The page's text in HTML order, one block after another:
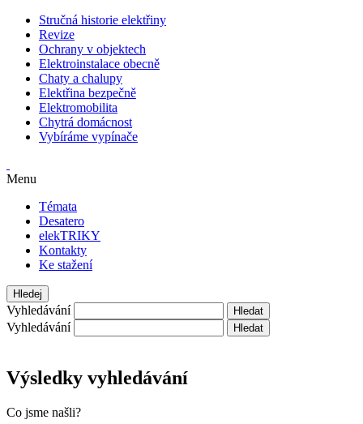
Stručná historie elektřiny
Revize
Ochrany v objektech
Elektroinstalace obecně
Chaty a chalupy
Elektřina bezpečně
Elektromobilita
Chytrá domácnost
Vybíráme vypínače
Menu
Témata
Desatero
elekTRIKY
Kontakty
Ke stažení
Hledej
Vyhledávání
Vyhledávání
Výsledky vyhledávání
Co jsme našli?